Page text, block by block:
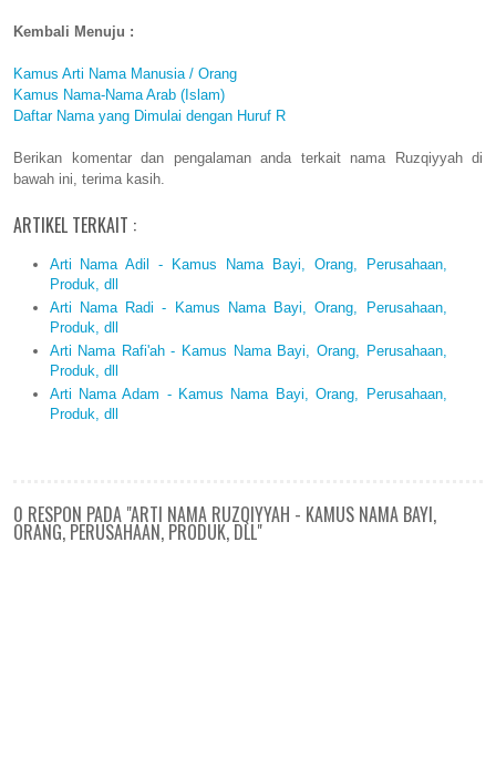
Kembali Menuju :
Kamus Arti Nama Manusia / Orang
Kamus Nama-Nama Arab (Islam)
Daftar Nama yang Dimulai dengan Huruf R
Berikan komentar dan pengalaman anda terkait nama Ruzqiyyah di
bawah ini, terima kasih.
ARTIKEL TERKAIT :
Arti Nama Adil - Kamus Nama Bayi, Orang, Perusahaan,
Produk, dll
Arti Nama Radi - Kamus Nama Bayi, Orang, Perusahaan,
Produk, dll
Arti Nama Rafi'ah - Kamus Nama Bayi, Orang, Perusahaan,
Produk, dll
Arti Nama Adam - Kamus Nama Bayi, Orang, Perusahaan,
Produk, dll
0 RESPON PADA "ARTI NAMA RUZQIYYAH - KAMUS NAMA BAYI,
ORANG, PERUSAHAAN, PRODUK, DLL"